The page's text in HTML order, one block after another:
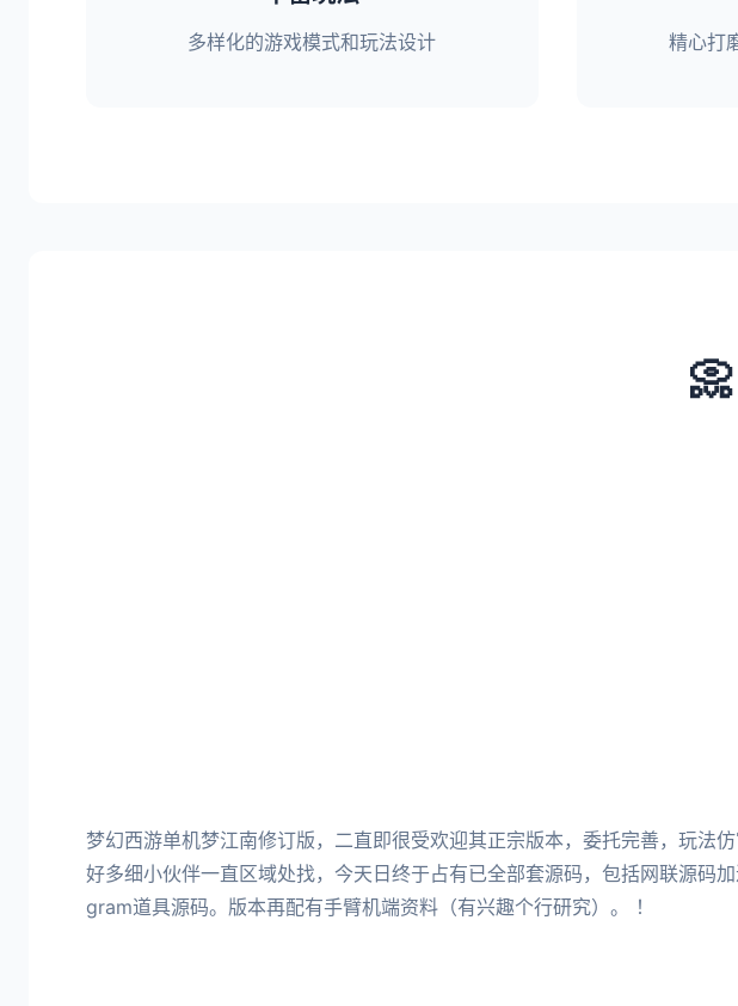
多样化的游戏模式和玩法设计 精心打
梦幻西游单机梦江南修订版，二直即很受欢迎其正宗版本，委托完善，玩法
好多细小伙伴一直区域处找，今天日终于占有已全部套源码，包括网联源码
gram道具源码。版本再配有手臂机端资料（有兴趣个行研究）。 ！